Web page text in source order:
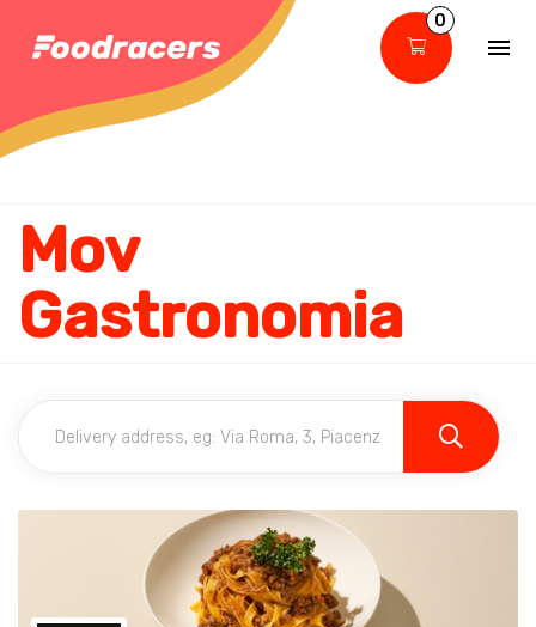
0
Mov
Gastronomia